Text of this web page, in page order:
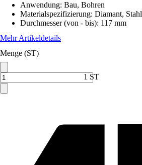
Anwendung: Bau, Bohren
Materialspezifizierung: Diamant, Stahl
Durchmesser (von - bis): 117 mm
Mehr Artikeldetails
Menge (ST)
1 ST